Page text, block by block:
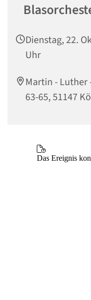
Dienstag, 22.
Uhr
Martin -
63-65, 51147